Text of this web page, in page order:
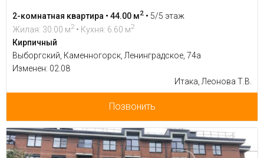
2-комнатная квартира • 44.00 м2 • 5/5 этаж
Жилая: 30.00 м2 • Кухня: 6.60 м2
Кирпичный
Выборгский, Каменногорск, Ленинградское, 74а
Изменен: 02.08
Итака, Леонова Т.В.
Позвонить